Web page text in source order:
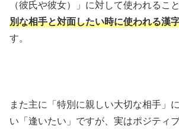
（彼氏や彼女）」に対して使われるこ
別な相手と対面したい時に使われる漢
す。
また主に「特別に親しい大切な相手」
い「逢いたい」ですが、実はポジティ